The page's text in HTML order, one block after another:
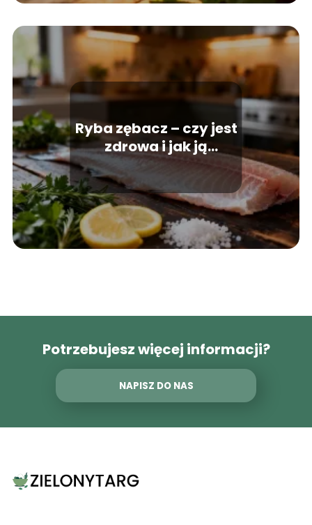
Ryba zębacz – czy jest
zdrowa i jak ją
przygotować?
Potrzebujesz więcej informacji?
NAPISZ DO NAS